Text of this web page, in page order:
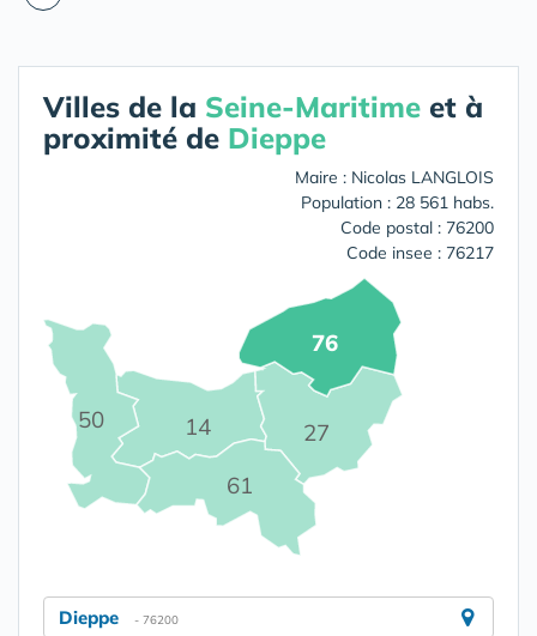
Villes de la Seine-Maritime et à
proximité de Dieppe
Maire : Nicolas LANGLOIS
Population : 28 561 habs.
Code postal : 76200
Code insee : 76217
14 27
50
61
76
Dieppe - 76200